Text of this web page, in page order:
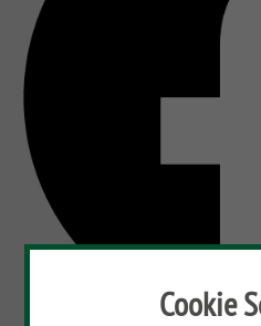
Cookie